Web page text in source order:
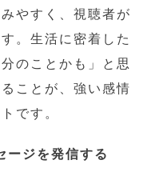
やすく、視聴者が
。生活に密着した
のことかも」と思
ことが、強い感情
です。
ジを発信する